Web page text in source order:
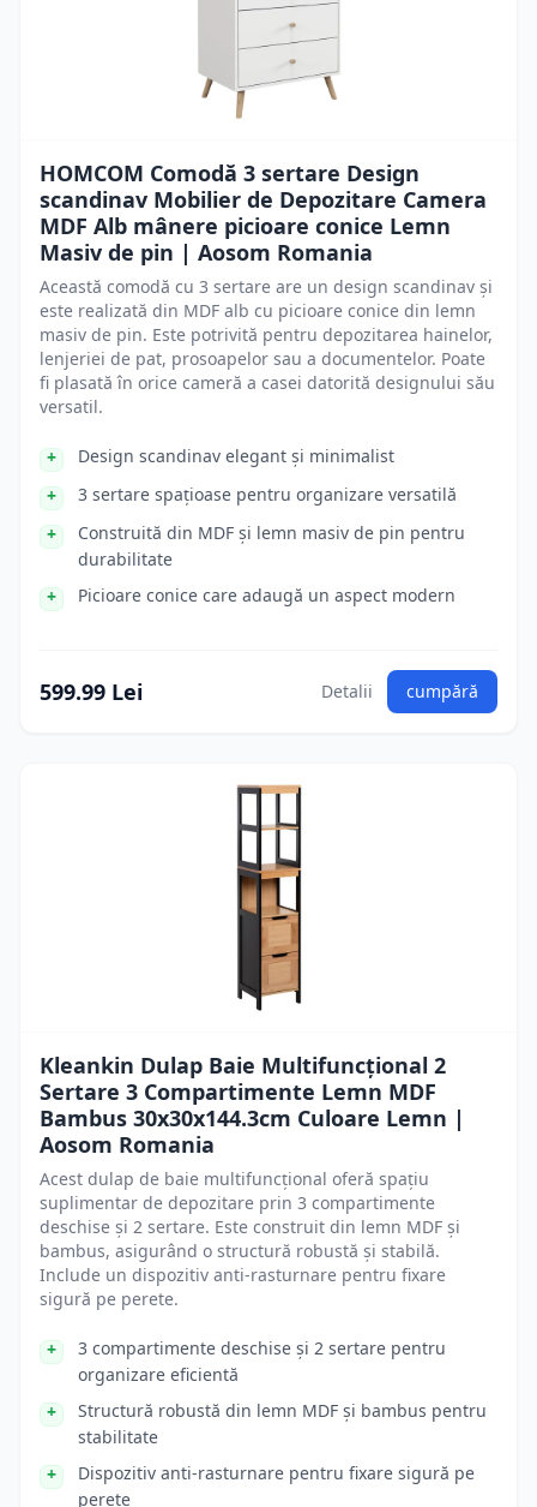
HOMCOM Comodă 3 sertare Design
scandinav Mobilier de Depozitare Camera
MDF Alb mânere picioare conice Lemn
Masiv de pin | Aosom Romania
Această comodă cu 3 sertare are un design scandinav și
este realizată din MDF alb cu picioare conice din lemn
masiv de pin. Este potrivită pentru depozitarea hainelor,
lenjeriei de pat, prosoapelor sau a documentelor. Poate
fi plasată în orice cameră a casei datorită designului său
versatil.
Design scandinav elegant și minimalist
3 sertare spațioase pentru organizare versatilă
Construită din MDF și lemn masiv de pin pentru
durabilitate
Picioare conice care adaugă un aspect modern
599.99 Lei Detalii cumpără
Kleankin Dulap Baie Multifuncțional 2
Sertare 3 Compartimente Lemn MDF
Bambus 30x30x144.3cm Culoare Lemn |
Aosom Romania
Acest dulap de baie multifuncțional oferă spațiu
suplimentar de depozitare prin 3 compartimente
deschise și 2 sertare. Este construit din lemn MDF și
bambus, asigurând o structură robustă și stabilă.
Include un dispozitiv anti-rasturnare pentru fixare
sigură pe perete.
3 compartimente deschise și 2 sertare pentru
organizare eficientă
Structură robustă din lemn MDF și bambus pentru
stabilitate
Dispozitiv anti-rasturnare pentru fixare sigură pe
perete